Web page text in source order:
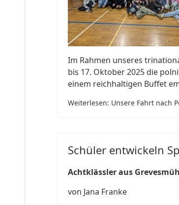
Im Rahmen unseres
bis 17. Oktober 2025 die
einem reichhaltigen Buffet
Weiterlesen: Unsere Fahrt nach
Schüler entwickeln
Achtklässler aus
von Jana Franke